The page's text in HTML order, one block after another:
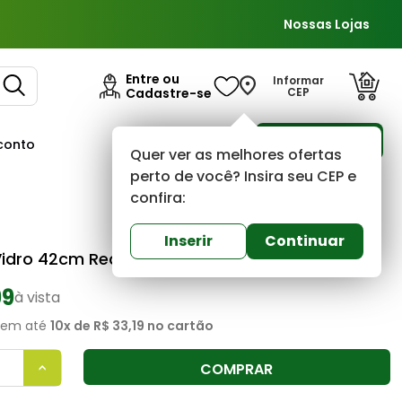
Nossas Lojas
Entre ou
Cadastre-se
Informar
CEP
Quer ver as melhores ofertas
perto de você? Insira seu CEP e
confira:
Inserir Continuar
Mimex 0 (0)
42cm Redonda MM3003 Vermelha Mimex
à vista
até 10x de R$ 33,19 no cartão
COMPRAR